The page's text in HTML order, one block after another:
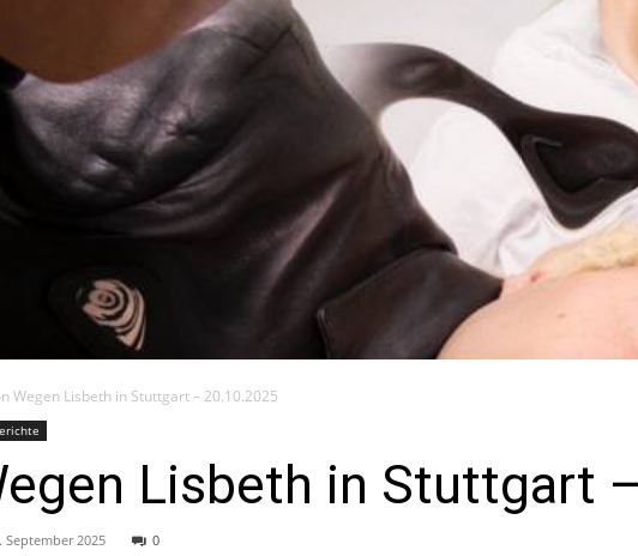
Wegen Lisbeth in Stuttgart – 20.10.2025
Lisbeth in Stuttgart
September 2025 0